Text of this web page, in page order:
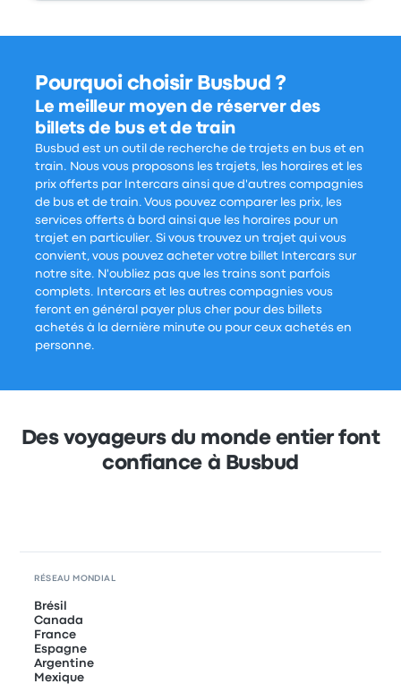
Pourquoi choisir Busbud ?
Le meilleur moyen de réserver des
billets de bus et de train
Busbud est un outil de recherche de trajets en bus et en
train. Nous vous proposons les trajets, les horaires et les
prix offerts par Intercars ainsi que d'autres compagnies
de bus et de train. Vous pouvez comparer les prix, les
services offerts à bord ainsi que les horaires pour un
trajet en particulier. Si vous trouvez un trajet qui vous
convient, vous pouvez acheter votre billet Intercars sur
notre site. N'oubliez pas que les trains sont parfois
complets. Intercars et les autres compagnies vous
feront en général payer plus cher pour des billets
achetés à la dernière minute ou pour ceux achetés en
personne.
Des voyageurs du monde entier font
confiance à Busbud
RÉSEAU MONDIAL
Brésil
Canada
France
Espagne
Argentine
Mexique